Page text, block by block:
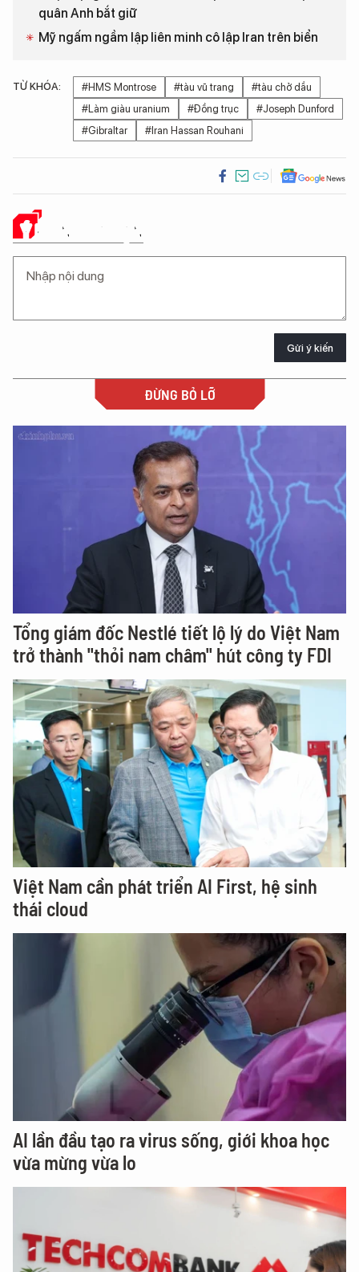
quân Anh bắt giữ
Mỹ ngấm ngầm lập liên minh cô lập Iran trên biển
TỪ KHÓA: #HMS Montrose #tàu vũ trang
#tàu chở dầu
#Làm giàu uranium
#Đồng trục
#Joseph Dunford
#Gibraltar
#Iran Hassan Rouhani
Ý KIẾN CỦA BẠN
Gửi ý kiến
ĐỪNG BỎ LỠ
Tổng giám đốc Nestlé tiết lộ lý do Việt Nam
trở thành "thỏi nam châm" hút công ty FDI
Việt Nam cần phát triển AI First, hệ sinh
thái cloud
AI lần đầu tạo ra virus sống, giới khoa học
vừa mừng vừa lo